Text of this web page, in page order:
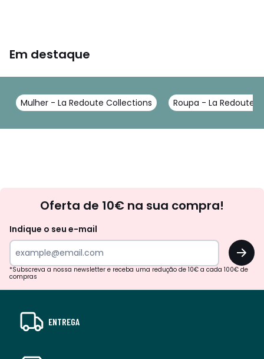
Em destaque
Mulher - La Redoute Collections Roupa - La Redoute
Oferta de 10€ na sua compra!
Indique o seu e-mail
OK
*Subscreva a nossa newsletter e receba uma redução de 10€ a cada 100€ de
compras
ENTREGA